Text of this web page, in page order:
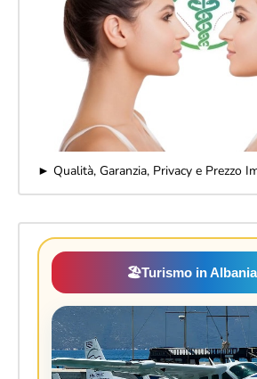
► Qualità, Garanzia, Privacy e Prezzo
🏖️Turismo in Albania